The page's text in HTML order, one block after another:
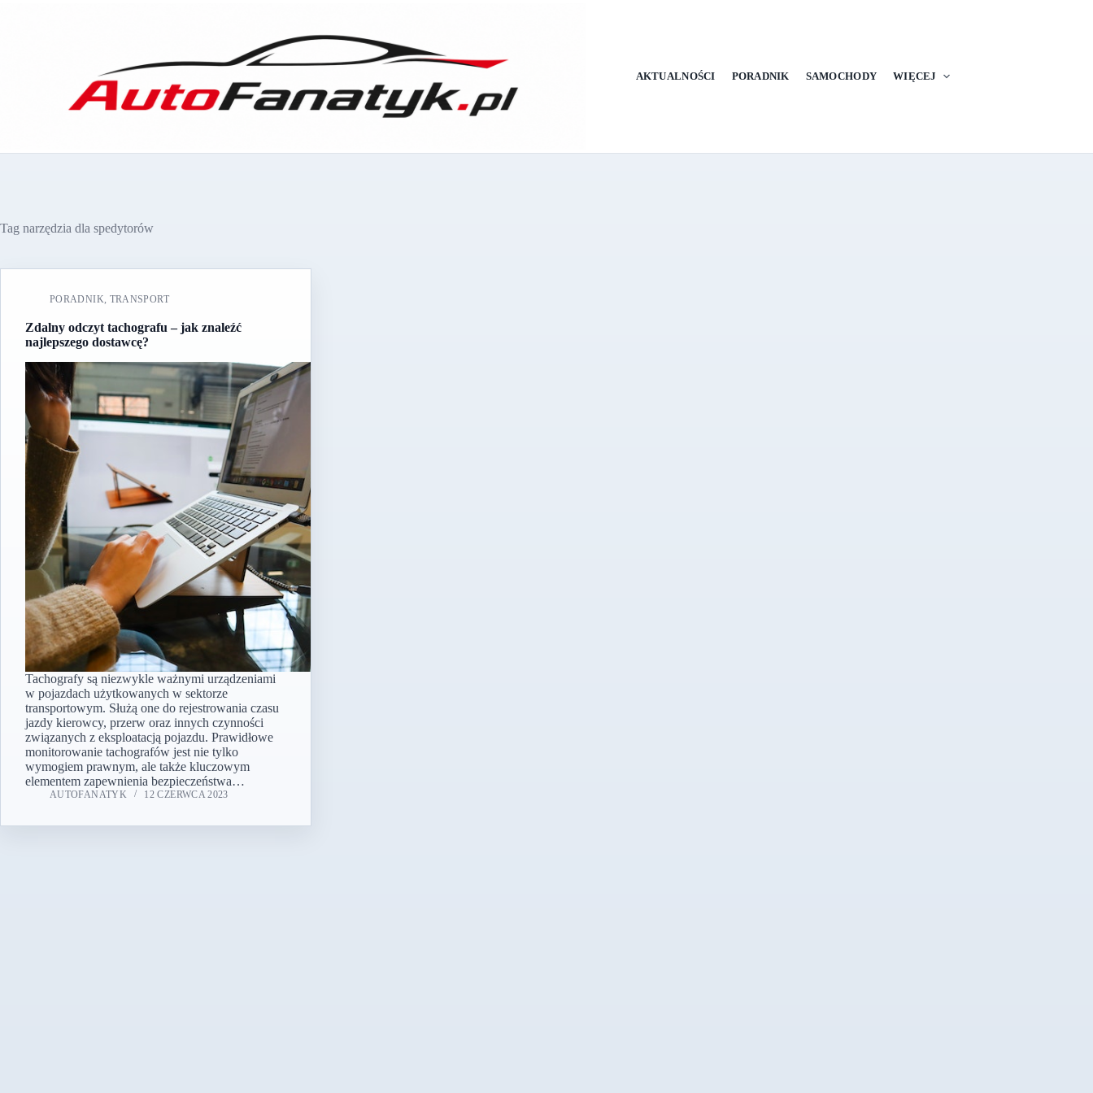
AKTUALNOŚCI PORADNIK SAMOCHODY WIĘCEJ
Tag narzędzia dla spedytorów
PORADNIK, TRANSPORT
Zdalny odczyt tachografu – jak znaleźć
najlepszego dostawcę?
Tachografy są niezwykle ważnymi urządzeniami
w pojazdach użytkowanych w sektorze
transportowym. Służą one do rejestrowania czasu
jazdy kierowcy, przerw oraz innych czynności
związanych z eksploatacją pojazdu. Prawidłowe
monitorowanie tachografów jest nie tylko
wymogiem prawnym, ale także kluczowym
elementem zapewnienia bezpieczeństwa…
AUTOFANATYK 12 CZERWCA 2023